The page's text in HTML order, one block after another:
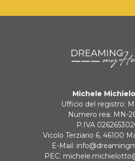
REINDIRIZZAMENTI BANCARI
Michele
Ufficio del registro:
Numero rea: MN-
P.IVA
Vicolo Terziario 6, 46100
E-Mail:
PEC: